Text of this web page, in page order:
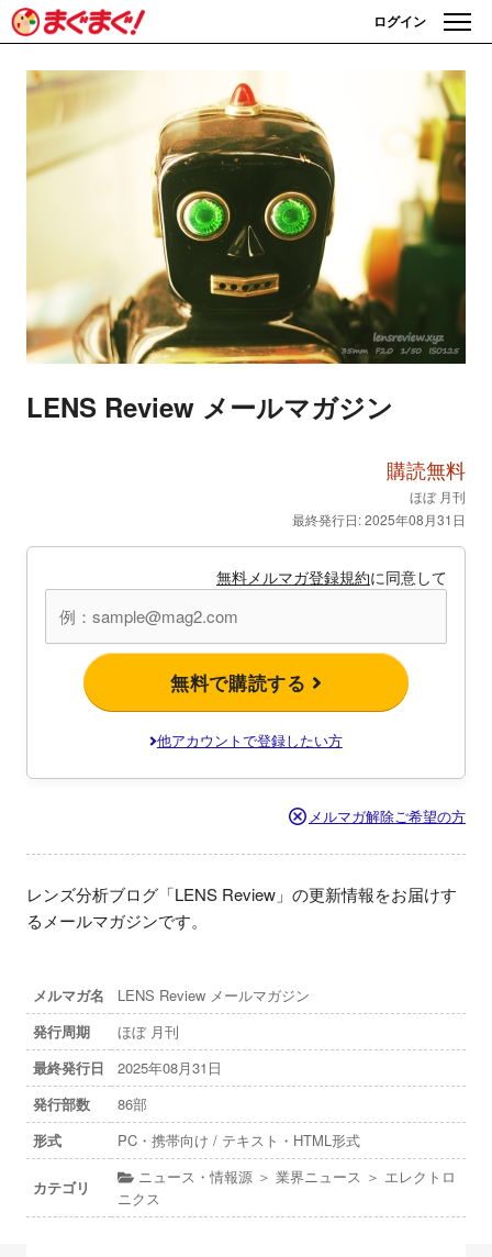
ログイン
LENS Review メールマガジン
購読無料
ほぼ 月刊
最終発行日: 2025年08月31日
無料メルマガ登録規約に同意して
無料で購読する
他アカウントで登録したい方
メルマガ解除ご希望の方
レンズ分析ブログ「LENS Review」の更新情報をお届けす
るメールマガジンです。
メルマガ名
LENS Review メールマガジン
発行周期
ほぼ 月刊
最終発行日
2025年08月31日
発行部数
86部
形式
PC・携帯向け / テキスト・HTML形式
カテゴリ
ニュース・情報源 ＞ 業界ニュース ＞ エレクトロ
ニクス